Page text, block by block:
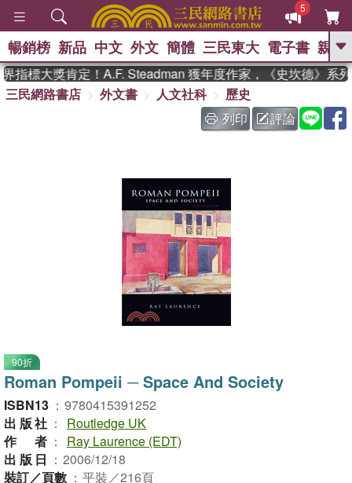
5
GO
熱搜： 東野圭吾 、
、 如果歷史是一群喵 、 暑期
國際布克獎 臺灣漫遊錄 、 方
暢銷榜 新品 中文 外文 簡體 三民東大 電子書 親子
指標大獎肯定！A.F. Steadman 獲年度作家，《史坎德》系列
三民網路書店
外文書 人文社科
歷史
列印
評論
90折
Roman Pompeii ─ Space And Society
ISBN13 ： 9780415391252
出版社 ：
Routledge UK
作者 ：
Ray Laurence (EDT)
出版日 ： 2006/12/18
裝訂／頁數 ： 平裝／216頁